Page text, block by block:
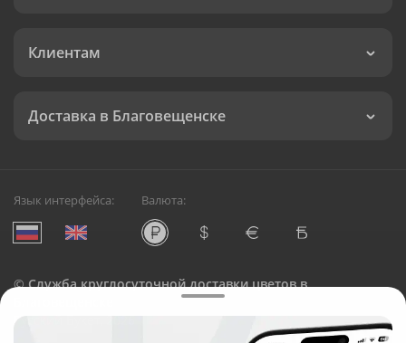
Клиентам
Доставка в Благовещенске
Язык интерфейса: Валюта:
©Служба круглосуточной доставки цветов в
Русский Букет, 2026